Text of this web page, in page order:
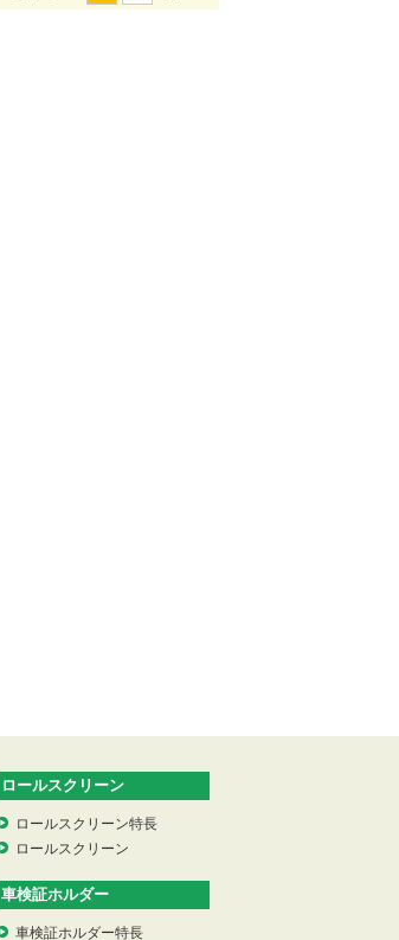
ロールスクリーン
ロールスクリーン特長
ロールスクリーン
車検証ホルダー
車検証ホルダー特長